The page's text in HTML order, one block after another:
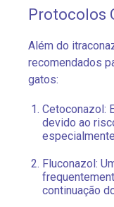
Protocolos
Além do
recomendados
gatos:
Cetoconazol:
devido ao
Fluconazol:
continuação